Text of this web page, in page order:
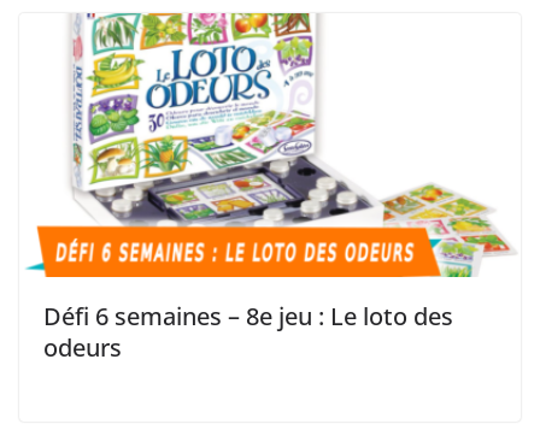
Défi 6 semaines – 8e jeu : Le loto des
odeurs